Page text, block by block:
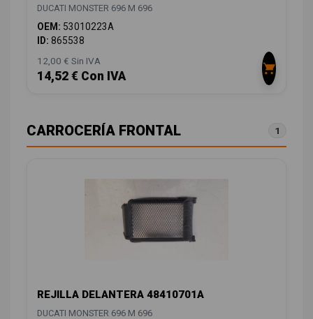
DUCATI MONSTER 696 M 696
OEM: 53010223A
ID: 865538
12,00 € Sin IVA
14,52 € Con IVA
CARROCERÍA FRONTAL 1
REJILLA DELANTERA 48410701A
DUCATI MONSTER 696 M 696